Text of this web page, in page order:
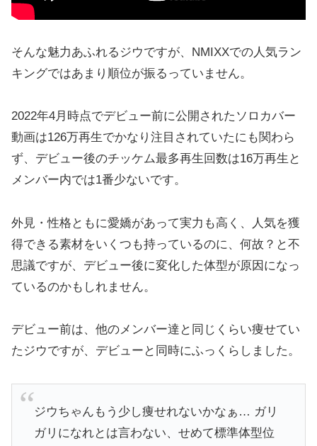
そんな魅力あふれるジウですが、NMIXXでの人気ラン
キングではあまり順位が振るっていません。
2022年4月時点でデビュー前に公開されたソロカバー
動画は126万再生でかなり注目されていたにも関わら
ず、デビュー後のチッケム最多再生回数は16万再生と
メンバー内では1番少ないです。
外見・性格ともに愛嬌があって実力も高く、人気を獲
得できる素材をいくつも持っているのに、何故？と不
思議ですが、デビュー後に変化した体型が原因になっ
ているのかもしれません。
デビュー前は、他のメンバー達と同じくらい痩せてい
たジウですが、デビューと同時にふっくらしました。
ジウちゃんもう少し痩せれないかなぁ… ガリ
ガリになれとは言わない、せめて標準体型位